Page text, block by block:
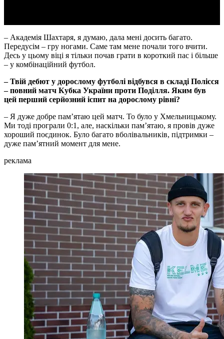
– Академія Шахтаря, я думаю, дала мені досить багато.
Передусім – гру ногами. Саме там мене почали того вчити.
Десь у цьому віці я тільки почав грати в короткий пас і більше
– у комбінаційний футбол.
– Твій дебют у дорослому футболі відбувся в складі Полісся
– повний матч Кубка України проти Поділля. Яким був
цей перший серйозний іспит на дорослому рівні?
– Я дуже добре пам’ятаю цей матч. То було у Хмельницькому.
Ми тоді програли 0:1, але, наскільки пам’ятаю, я провів дуже
хороший поєдинок. Було багато вболівальників, підтримки –
дуже пам’ятний момент для мене.
реклама